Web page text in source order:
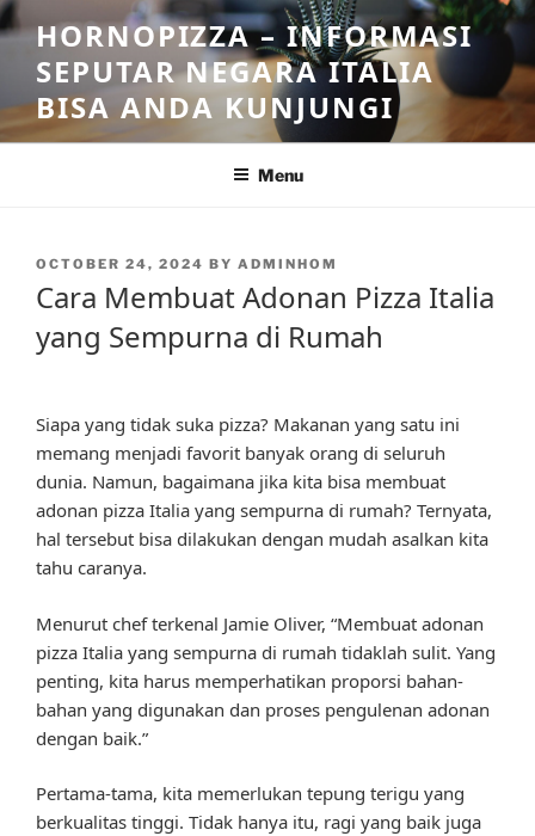
Skip
to
content
HORNOPIZZA – INFORMASI
SEPUTAR NEGARA ITALIA
BISA ANDA KUNJUNGI
Menu
POSTED
OCTOBER 24, 2024 BY ADMINHOM
Cara Membuat Adonan Pizza Italia
yang Sempurna di Rumah
Siapa yang tidak suka pizza? Makanan yang satu ini
memang menjadi favorit banyak orang di seluruh
dunia. Namun, bagaimana jika kita bisa membuat
adonan pizza Italia yang sempurna di rumah? Ternyata,
hal tersebut bisa dilakukan dengan mudah asalkan kita
tahu caranya.
Menurut chef terkenal Jamie Oliver, “Membuat adonan
pizza Italia yang sempurna di rumah tidaklah sulit. Yang
penting, kita harus memperhatikan proporsi bahan-
bahan yang digunakan dan proses pengulenan adonan
dengan baik.”
Pertama-tama, kita memerlukan tepung terigu yang
berkualitas tinggi. Tidak hanya itu, ragi yang baik juga